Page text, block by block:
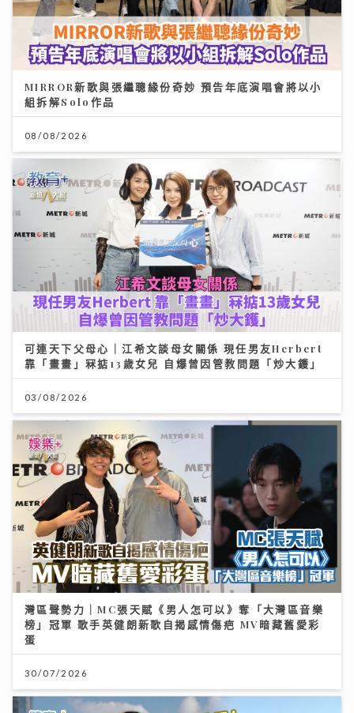
MIRROR新歌與張繼聰緣份奇妙 預告年底演唱會將以小
組拆解Solo作品
08/08/2026
可連天下父母心｜江希文談母女關係 現任男友Herbert
靠「畫畫」冧掂13歲女兒 自爆曾因管教問題「炒大鑊」
03/08/2026
灣區聲勢力｜MC張天賦《男人怎可以》奪「大灣區音樂
榜」冠軍 歌手英健朗新歌自揭感情傷疤 MV暗藏舊愛彩
蛋
30/07/2026